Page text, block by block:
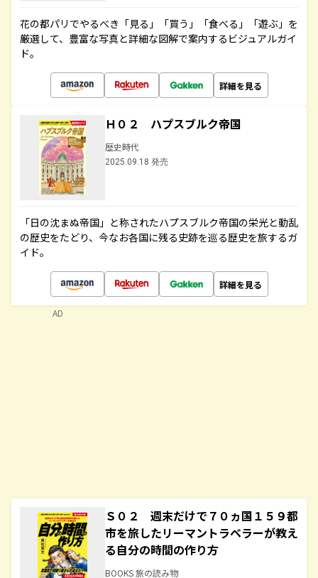
花の都パリでやるべき「見る」「買う」「食べる」「遊ぶ」を
厳選して、豊富な写真と詳細な図解で案内するビジュアルガイ
ド。
詳細を見る
Ｈ０２ ハプスブルク帝国
歴史時代
2025.09.18 発売
「日の沈まぬ帝国」と称されたハプスブルク帝国の栄光と動乱
の歴史をたどり、今なお各国に残る史跡を巡る歴史を旅するガ
イド。
詳細を見る
Ｓ０２ 週末だけで７０ヵ国１５９都
市を旅したリーマントラベラーが教え
る自分の時間の作り方
BOOKS 旅の読み物
AD